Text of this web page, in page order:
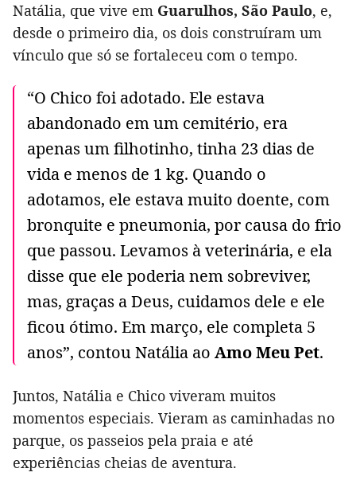
Natália, que vive em Guarulhos, São Paulo, e,
desde o primeiro dia, os dois construíram um
vínculo que só se fortaleceu com o tempo.
“O Chico foi adotado. Ele estava
abandonado em um cemitério, era
apenas um filhotinho, tinha 23 dias de
vida e menos de 1 kg. Quando o
adotamos, ele estava muito doente, com
bronquite e pneumonia, por causa do frio
que passou. Levamos à veterinária, e ela
disse que ele poderia nem sobreviver,
mas, graças a Deus, cuidamos dele e ele
ficou ótimo. Em março, ele completa 5
anos”, contou Natália ao Amo Meu Pet.
Juntos, Natália e Chico viveram muitos
momentos especiais. Vieram as caminhadas no
parque, os passeios pela praia e até
experiências cheias de aventura.